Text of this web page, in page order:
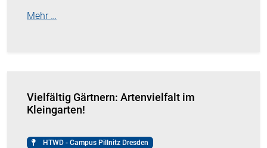
Mehr …
Vielfältig Gärtnern: Artenvielfalt im
Kleingarten!
HTWD - Campus Pillnitz Dresden